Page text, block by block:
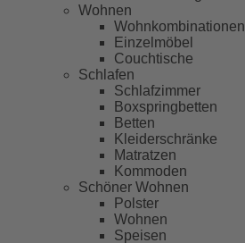
Wohnen
Wohnkombinationen
Einzelmöbel
Couchtische
Schlafen
Schlafzimmer
Boxspringbetten
Betten
Kleiderschränke
Matratzen
Kommoden
Schöner Wohnen
Polster
Wohnen
Speisen